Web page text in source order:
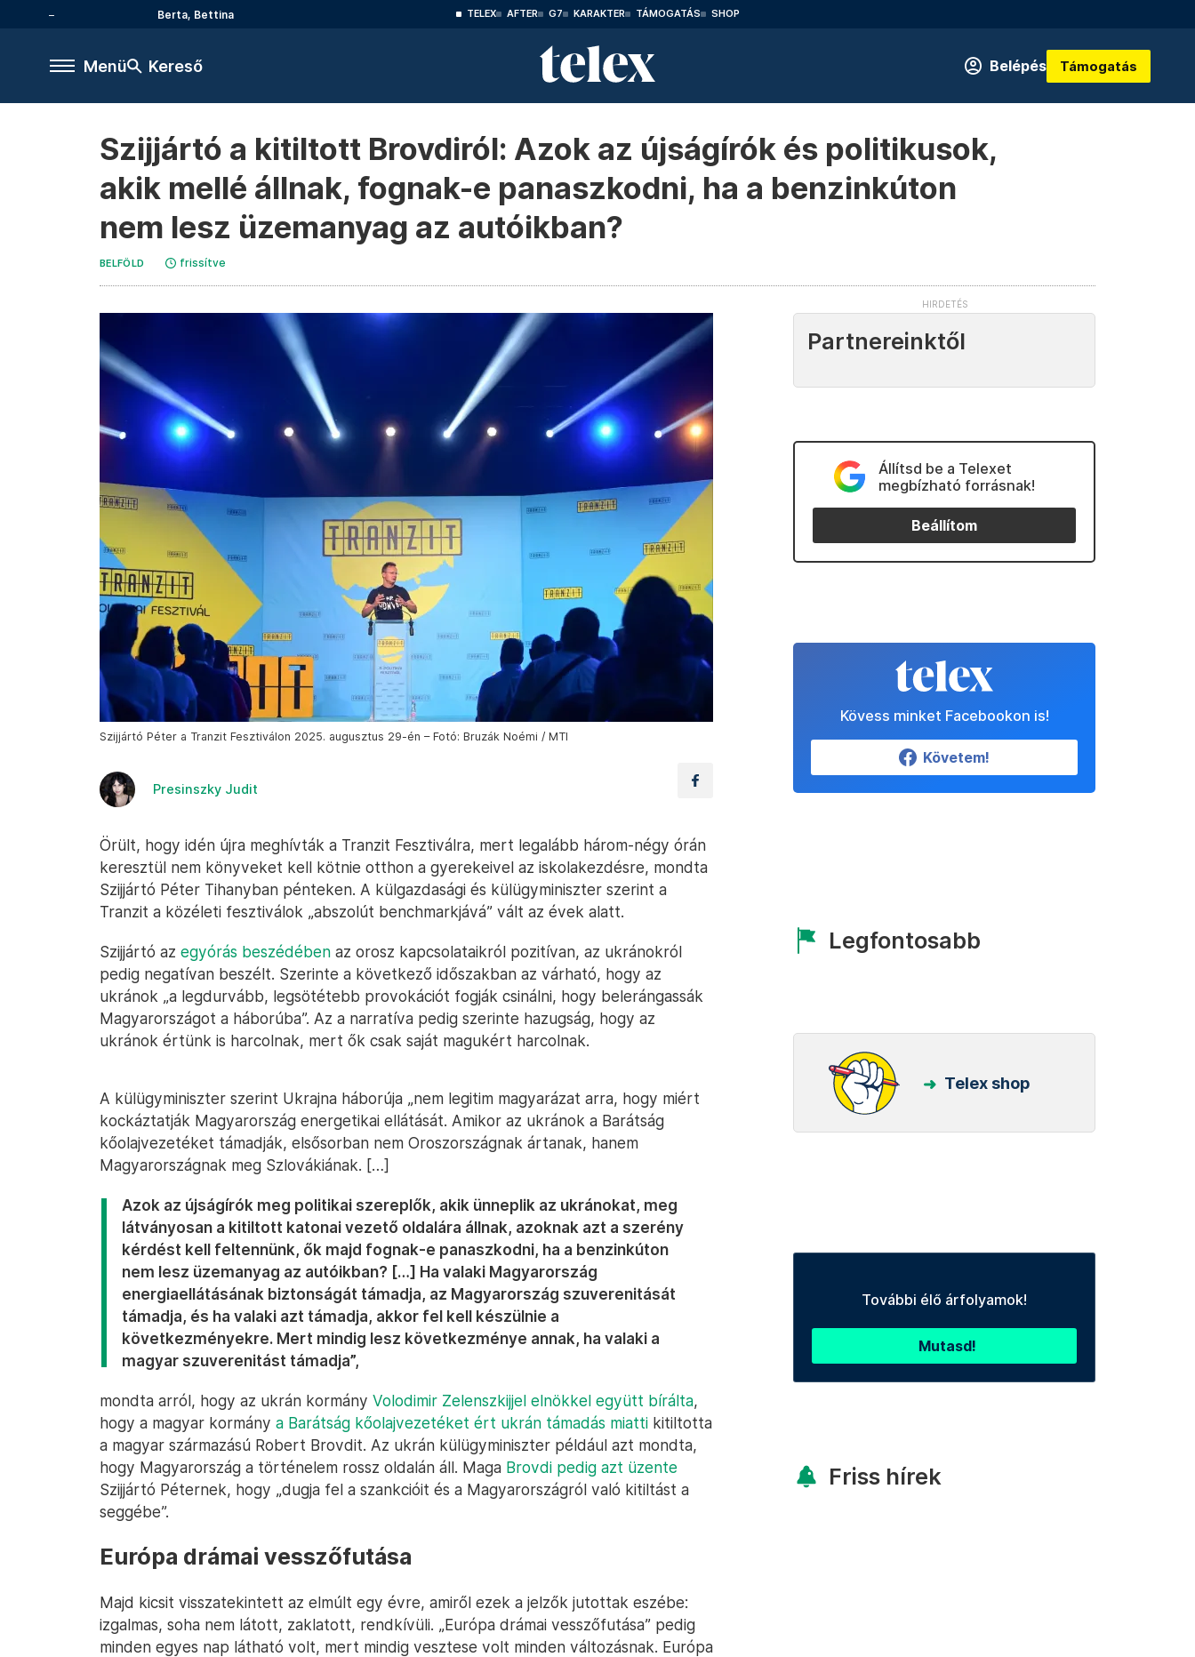
Berta, Bettina TELEX AFTER G7 KARAKTER TÁMOGATÁS SHOP
Menü Kereső Belépés Támogatás
Szijjártó a kitiltott Brovdiról: Azok az újságírók és politikusok,
akik mellé állnak, fognak-e panaszkodni, ha a benzinkúton
nem lesz üzemanyag az autóikban?
BELFÖLD frissítve
Szijjártó Péter a Tranzit Fesztiválon 2025. augusztus 29-én – Fotó: Bruzák Noémi / MTI
Presinszky Judit
Örült, hogy idén újra meghívták a Tranzit Fesztiválra, mert legalább három-négy órán
keresztül nem könyveket kell kötnie otthon a gyerekeivel az iskolakezdésre, mondta
Szijjártó Péter Tihanyban pénteken. A külgazdasági és külügyminiszter szerint a
Tranzit a közéleti fesztiválok „abszolút benchmarkjává” vált az évek alatt.
Szijjártó az egyórás beszédében az orosz kapcsolataikról pozitívan, az ukránokról
pedig negatívan beszélt. Szerinte a következő időszakban az várható, hogy az
ukránok „a legdurvább, legsötétebb provokációt fogják csinálni, hogy belerángassák
Magyarországot a háborúba”. Az a narratíva pedig szerinte hazugság, hogy az
ukránok értünk is harcolnak, mert ők csak saját magukért harcolnak.
A külügyminiszter szerint Ukrajna háborúja „nem legitim magyarázat arra, hogy miért
kockáztatják Magyarország energetikai ellátását. Amikor az ukránok a Barátság
kőolajvezetéket támadják, elsősorban nem Oroszországnak ártanak, hanem
Magyarországnak meg Szlovákiának. […]
Azok az újságírók meg politikai szereplők, akik ünneplik az ukránokat, meg
látványosan a kitiltott katonai vezető oldalára állnak, azoknak azt a szerény
kérdést kell feltennünk, ők majd fognak-e panaszkodni, ha a benzinkúton
nem lesz üzemanyag az autóikban? […] Ha valaki Magyarország
energiaellátásának biztonságát támadja, az Magyarország szuverenitását
támadja, és ha valaki azt támadja, akkor fel kell készülnie a
következményekre. Mert mindig lesz következménye annak, ha valaki a
magyar szuverenitást támadja”,
mondta arról, hogy az ukrán kormány Volodimir Zelenszkijjel elnökkel együtt bírálta,
hogy a magyar kormány a Barátság kőolajvezetéket ért ukrán támadás miatti kitiltotta
a magyar származású Robert Brovdit. Az ukrán külügyminiszter például azt mondta,
hogy Magyarország a történelem rossz oldalán áll. Maga Brovdi pedig azt üzente
Szijjártó Péternek, hogy „dugja fel a szankcióit és a Magyarországról való kitiltást a
seggébe”.
Európa drámai vesszőfutása
Majd kicsit visszatekintett az elmúlt egy évre, amiről ezek a jelzők jutottak eszébe:
izgalmas, soha nem látott, zaklatott, rendkívüli. „Európa drámai vesszőfutása” pedig
minden egyes nap látható volt, mert mindig vesztese volt minden változásnak. Európa
Partnereinktől
Állítsd be a Telexet
megbízható forrásnak!
Beállítom
Kövess minket Facebookon is!
Követem!
Legfontosabb
Telex shop
További élő árfolyamok!
Mutasd!
Friss hírek